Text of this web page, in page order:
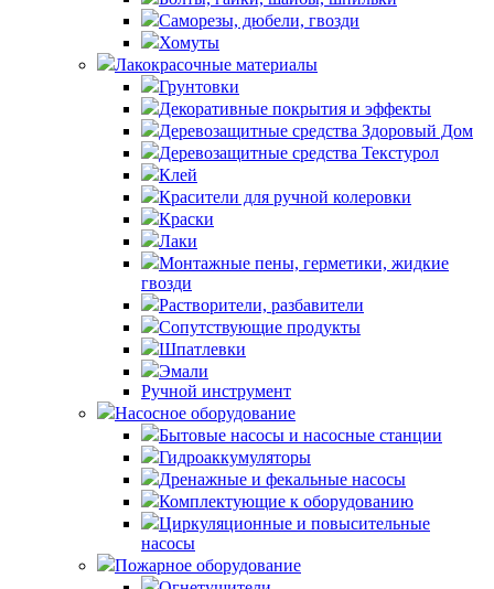
Саморезы, дюбели, гвозди
Хомуты
Лакокрасочные материалы
Грунтовки
Декоративные покрытия и эффекты
Деревозащитные средства Здоровый Дом
Деревозащитные средства Текстурол
Клей
Красители для ручной колеровки
Краски
Лаки
Монтажные пены, герметики, жидкие
гвозди
Растворители, разбавители
Сопутствующие продукты
Шпатлевки
Эмали
Ручной инструмент
Насосное оборудование
Бытовые насосы и насосные станции
Гидроаккумуляторы
Дренажные и фекальные насосы
Комплектующие к оборудованию
Циркуляционные и повысительные
насосы
Пожарное оборудование